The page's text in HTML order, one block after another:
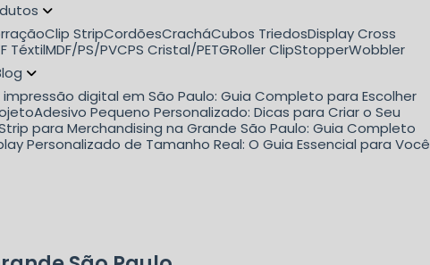
Clip Strip Cordões Crachá Cubos Triedos Display Cross
Téxtil MDF/PS/PVC PS Cristal/PETG Roller Clip Stopper
Wobbler
Blog
impressão digital em São Paulo: Guia Completo para Escolher
Adesivo Pequeno Personalizado: Dicas para Criar o Seu
Strip para Merchandising na Grande São Paulo: Guia Completo
Personalizado de Tamanho Real: O Guia Essencial para Você